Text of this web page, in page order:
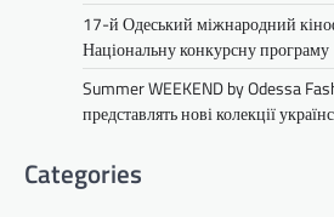
17-й Одеський міжнародний
Національну конкурсну програму
Summer WEEKEND by Odessa
представлять нові колекції
Categories